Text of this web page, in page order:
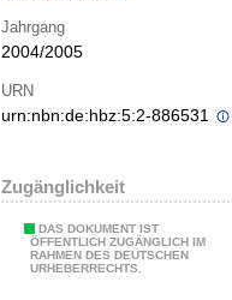
Jahrgang
2004/2005
URN
urn:nbn:de:hbz:5:2-886531
Zugänglichkeit
DAS DOKUMENT IST
ÖFFENTLICH ZUGÄNGLICH IM
RAHMEN DES DEUTSCHEN
URHEBERRECHTS.